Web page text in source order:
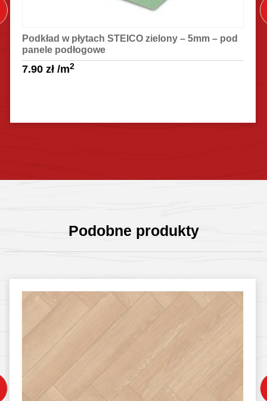
Podkład w płytach STEICO zielony – 5mm – pod
panele podłogowe
7.90 zł/m2
Podobne produkty